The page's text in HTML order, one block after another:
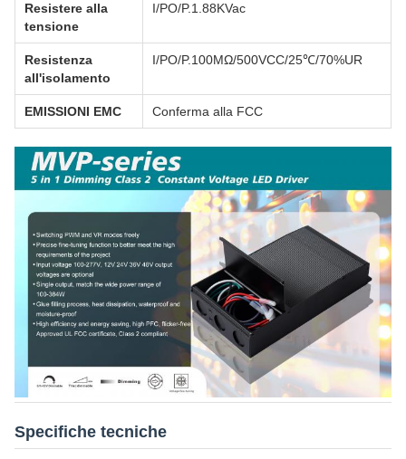
Resistere alla
tensione
I/PO/P.1.88KVac
Resistenza
all'isolamento
I/PO/P.100MΩ/500VCC/25℃/70%UR
EMISSIONI EMC Conferma alla FCC
Specifiche tecniche